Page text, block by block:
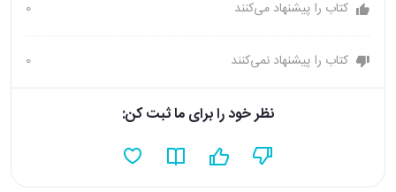
کتاب را پیشنهاد می‌کنند 0
کتاب را پیشنهاد نمی‌کنند 0
نظر خود را برای ما ثبت کن: